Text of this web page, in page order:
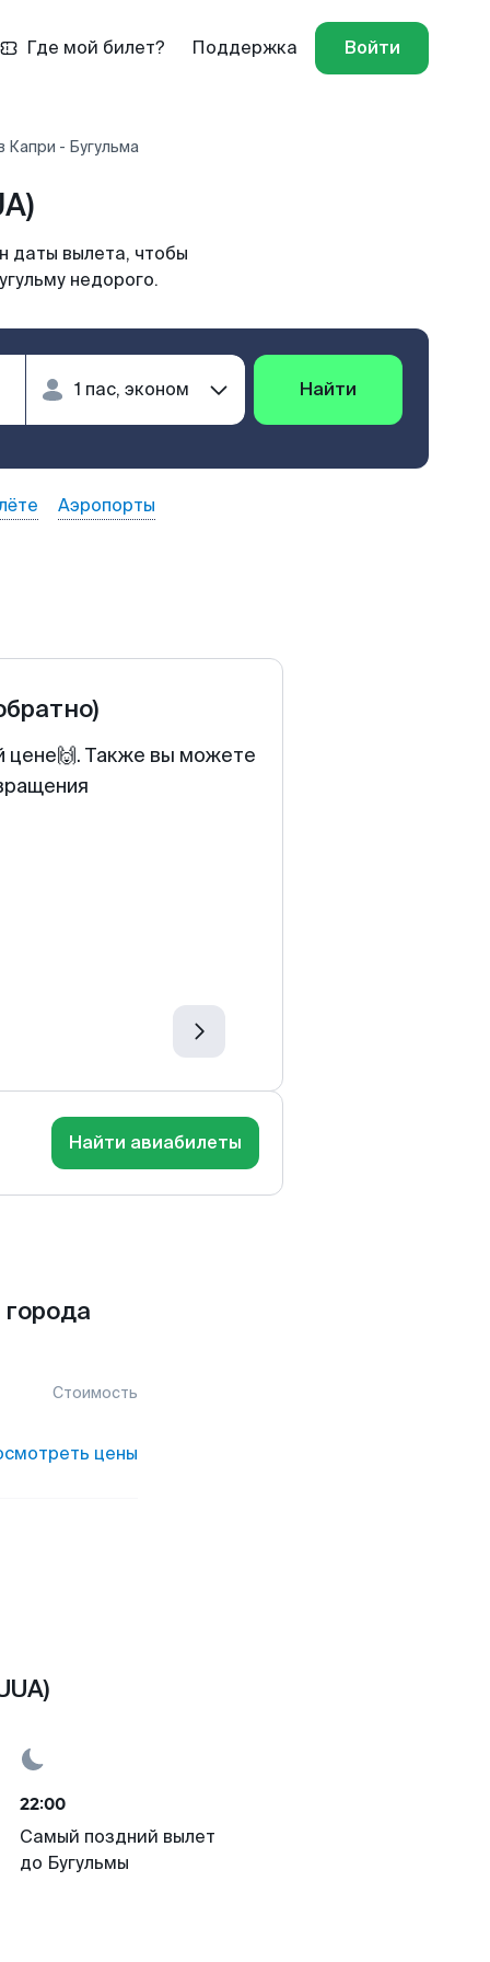
Где мой билет? Поддержка Войти
Капри - Бугульма
даты вылета, чтобы
недорого.
Найти
Аэропорты
цене🙌. Также вы можете
Найти авиабилеты
Стоимость
цены
22:00
Самый поздний вылет
до Бугульмы